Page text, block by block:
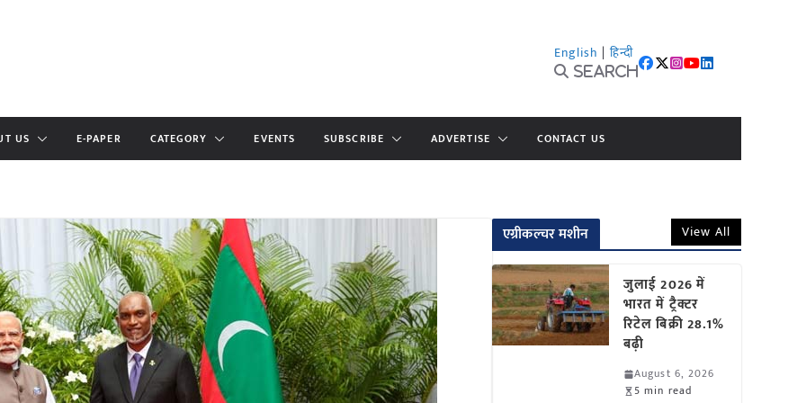
English | हिन्दी
Search
US E-PAPER CATEGORY EVENTS SUBSCRIBE ADVERTISE CONTACT US
एग्रीकल्चर मशीन View All
जुलाई 2026 में
भारत में ट्रैक्टर
रिटेल बिक्री 28.1%
बढ़ी
August 6, 2026
5 min read